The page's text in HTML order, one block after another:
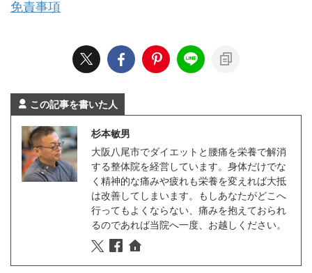
免責事項
この記事を書いた人
杉本敏男
大阪八尾市でダイエットと腰痛を栄養で解消
する整体院を経営しています。身体だけでな
く精神的な痛みや疲れも栄養を変えれば大抵
は改善してしまいます。もしあなたがどこへ
行ってもよくならない、痛みを抱えておられ
るのであれば当院へ一度、お越しください。